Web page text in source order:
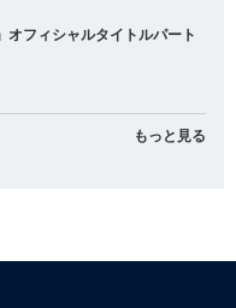
オフィシャルタイトルパート
もっと見る